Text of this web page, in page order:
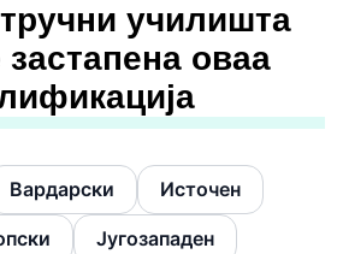
училишта
застапена оваа
Вардарски Источен
Југозападен